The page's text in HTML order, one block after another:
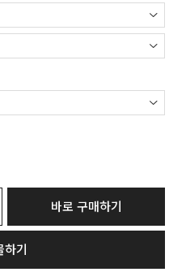
바로 구매하기
하기